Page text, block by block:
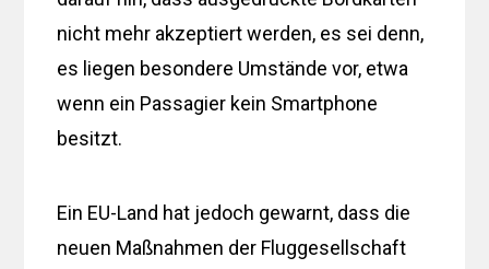
nicht mehr akzeptiert werden, es sei denn,
es liegen besondere Umstände vor, etwa
wenn ein Passagier kein Smartphone
besitzt.
Ein EU-Land hat jedoch gewarnt, dass die
neuen Maßnahmen der Fluggesellschaft